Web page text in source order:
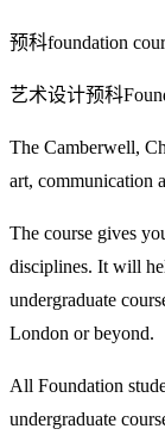
预科foundation
艺术设计预科
The Camberwell,
art, communication
The course gives
disciplines. It will
undergraduate
London or beyond.
All Foundation
undergraduate